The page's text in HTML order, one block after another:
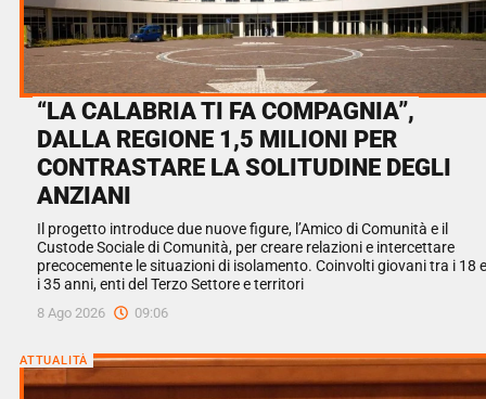
“LA CALABRIA TI FA COMPAGNIA”,
DALLA REGIONE 1,5 MILIONI PER
CONTRASTARE LA SOLITUDINE DEGLI
ANZIANI
Il progetto introduce due nuove figure, l’Amico di Comunità e il
Custode Sociale di Comunità, per creare relazioni e intercettare
precocemente le situazioni di isolamento. Coinvolti giovani tra i 18 e
i 35 anni, enti del Terzo Settore e territori
8 Ago 2026 09:06
ATTUALITÀ